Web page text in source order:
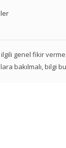
ilgili genel fikir
bakılmalı, bilgi